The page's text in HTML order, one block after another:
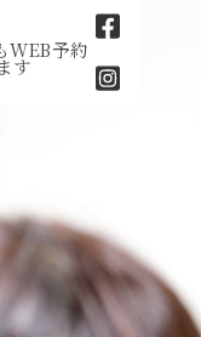
WEB予約
す